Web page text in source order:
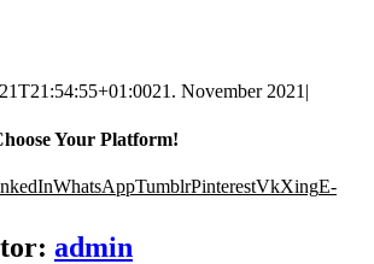
21. November 2021|
Your Platform!
WhatsAppTumblrPinterestVkXingE-
admin